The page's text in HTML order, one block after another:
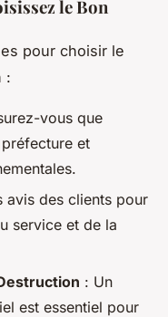
le Bon
pour choisir le
:
vous que
et
avis des clients pour
service et de la
: Un
est essentiel pour